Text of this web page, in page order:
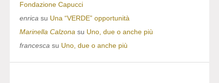
Fondazione Capucci
enrica su Una “VERDE” opportunità
Marinella Calzona su Uno, due o anche più
francesca su Uno, due o anche più